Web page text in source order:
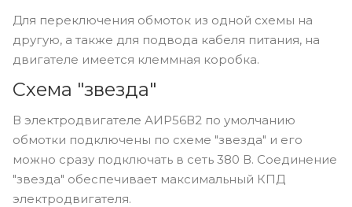
Для переключения обмоток из одной схемы на
другую, а также для подвода кабеля питания, на
двигателе имеется клеммная коробка.
Схема "звезда"
В электродвигателе АИР56В2 по умолчанию
обмотки подключены по схеме "звезда" и его
можно сразу подключать в сеть 380 В. Соединение
"звезда" обеспечивает максимальный КПД
электродвигателя.